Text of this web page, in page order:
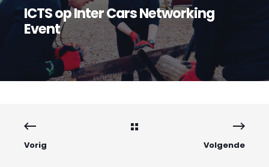
ICTS op Inter Cars Networking
Event
Vorig Volgende